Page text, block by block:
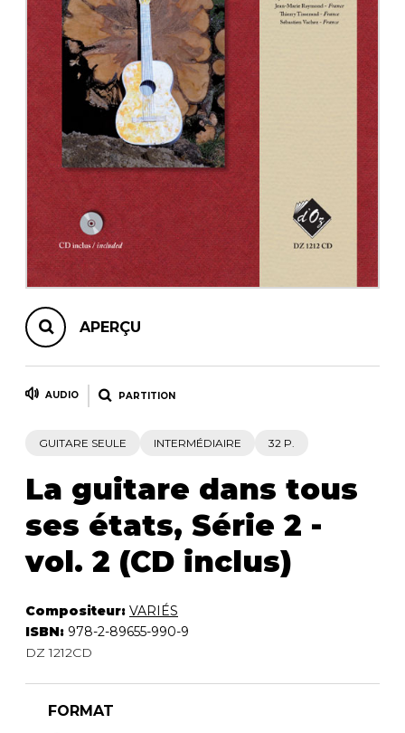
AUTRES PRODUITS
APERÇU
AUDIO PARTITION
GUITARE SEULE INTERMÉDIAIRE 32 P.
La guitare dans tous
ses états, Série 2 -
vol. 2 (CD inclus)
Compositeur: VARIÉS
ISBN: 978-2-89655-990-9
DZ 1212CD
FORMAT